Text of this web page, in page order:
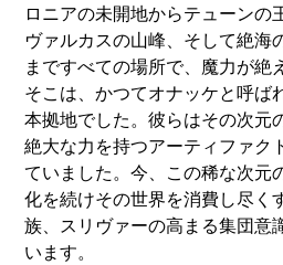
ロニアの未開地からテューンの
ヴァルカスの山峰、そして絶海
まですべての場所で、魔力が絶
そこは、かつてオナッケと呼ば
本拠地でした。彼らはその次元
絶大な力を持つアーティファク
ていました。今、この稀な次元
化を続けその世界を消費し尽く
族、スリヴァーの高まる集団意
います。